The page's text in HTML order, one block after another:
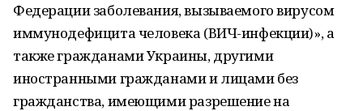
Федерации заболевания, вызываемого вирусом
иммунодефицита человека (ВИЧ-инфекции)», а
также гражданами Украины, другими
иностранными гражданами и лицами без
гражданства, имеющими разрешение на